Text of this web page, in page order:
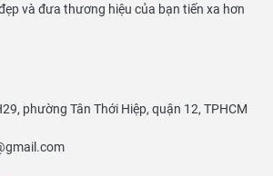
và đưa thương hiệu của bạn tiến xa hơn
phường Tân Thới Hiệp, quận 12, TPHCM